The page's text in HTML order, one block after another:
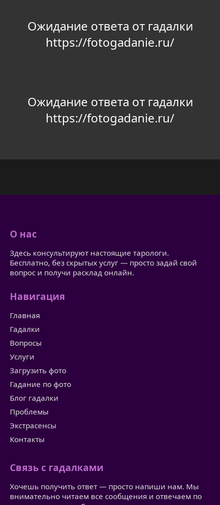
Ожидание ответа от гадалки
https://fotogadanie.ru/
Ожидание ответа от гадалки
https://fotogadanie.ru/
О нас
Здесь консультируют настоящие тарологи.
Бесплатно, без скрытых услуг — просто задай свой
вопрос и получи расклад онлайн.
Навигация
Главная
Гадалки
Вопросы
Услуги
Загрузить фото
Гадание по фото
Блог гадалки
Проблемы
Экстрасенсы
Контакты
Связь с гадалками
Хочешь получить ответ — просто напиши нам. Мы
внимательно читаем все сообщения и отвечаем по